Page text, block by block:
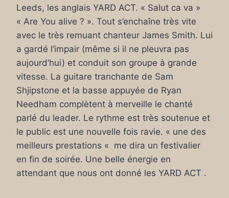
Leeds, les anglais YARD ACT. « Salut ca va »
« Are You alive ? ». Tout s’enchaîne très vite
avec le très remuant chanteur James Smith. Lui
a gardé l’impair (même si il ne pleuvra pas
aujourd’hui) et conduit son groupe à grande
vitesse. La guitare tranchante de Sam
Shjipstone et la basse appuyée de Ryan
Needham complètent à merveille le chanté
parlé du leader. Le rythme est très soutenue et
le public est une nouvelle fois ravie. « une des
meilleurs prestations « me dira un festivalier
en fin de soirée. Une belle énergie en
attendant que nous ont donné les YARD ACT .